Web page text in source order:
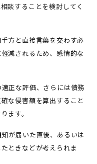
談することを検討してく
方と直接言葉を交わす必
減されるため、感情的な
正な評価、さらには債務
な侵害額を算出すること
ます。
が届いた直後、あるいは
ときなどが考えられま